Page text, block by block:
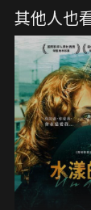
一同經營，
劇院？馬文
的機會呢？
其他人也